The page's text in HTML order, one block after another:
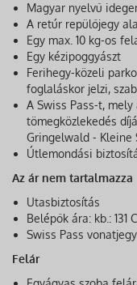
Magyar nyelvű
A retúr repülőjegy
Egy max. 10 kg-os
Egy kézipoggyászt
Ferihegy-közeli
foglaláskor jelzi,
A Swiss Pass-t,
tömegközlekedés
Gringelwald - Kleine
Útlemondási
Az ár nem tartalmazza
Utasbiztosítás
Belépők ára: kb.: 131
Swiss Pass
Felár